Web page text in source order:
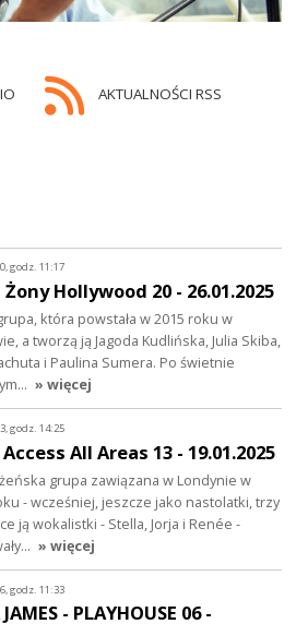
AKTUALNOŚCI RSS
godz. 11:17
Żony Hollywood 20 - 26.01.2025
która powstała w 2015 roku w
a tworzą ją Jagoda Kudlińska, Julia Skiba,
i Paulina Sumera. Po świetnie
» więcej
godz. 14:25
Access All Areas 13 - 19.01.2025
grupa zawiązana w Londynie w
- wcześniej, jeszcze jako nastolatki, trzy
ją wokalistki - Stella, Jorja i Renée -
» więcej
godz. 11:33
JAMES - PLAYHOUSE 06 -